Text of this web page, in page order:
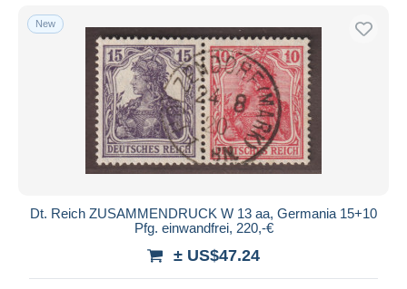
New
Dt. Reich ZUSAMMENDRUCK W 13 aa, Germania 15+10
Pfg. einwandfrei, 220,-€
± US$47.24